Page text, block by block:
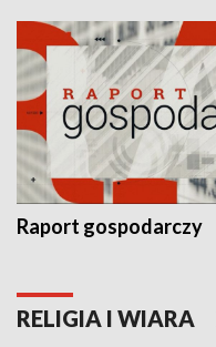
Raport gospodarczy
RELIGIA I WIARA